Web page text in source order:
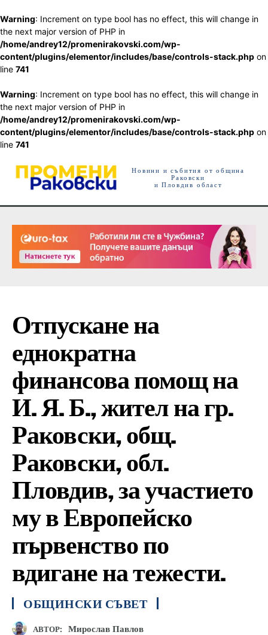
Warning: Increment on type bool has no effect, this will change in
the next major version of PHP in
/home/andrey12/promenirakovski.com/wp-
content/plugins/elementor/includes/base/controls-stack.php on
line 741
Warning: Increment on type bool has no effect, this will change in
the next major version of PHP in
/home/andrey12/promenirakovski.com/wp-
content/plugins/elementor/includes/base/controls-stack.php on
line 741
Новини и събития от община
Раковски
и Пловдив област
Отпускане на
еднократна
финансова помощ на
И. Я. Б., жител на гр.
Раковски, общ.
Раковски, обл.
Пловдив, за участието
му в Европейско
първенство по
вдигане на тежести.
ОБЩИНСКИ СЪВЕТ
АВТОР: Мирослав Павлов